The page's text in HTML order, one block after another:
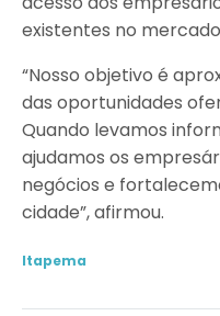
existentes no
“Nosso objetivo é
das oportunidades
Quando levamos
ajudamos os
negócios e
cidade”, afirmou.
Itapema